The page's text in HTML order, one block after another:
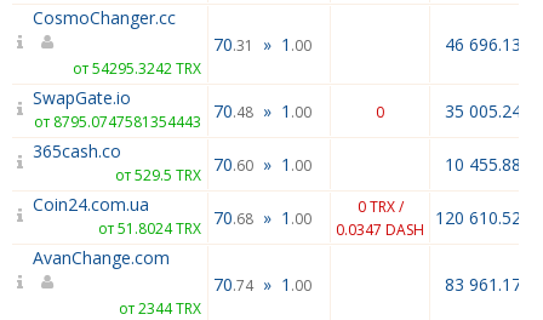
CosmoChanger.cc
от 54295.3242 TRX
70.31 » 1 .00 46 696.13
SwapGate.io
от 8795.0747581354443 70.48 » 1 .00 0
35 005.24
365cash.co
от 529.5 TRX 70.60 » 1 .00
10 455.88
Coin24.com.ua
от 51.8024 TRX 70.68 » 1 .00
0 TRX /
0.0347 DASH
120 610.52
AvanChange.com
от 2344 TRX
70.74 » 1 .00 83 961.17